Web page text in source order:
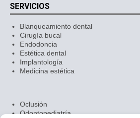
SERVICIOS
Blanqueamiento dental
Cirugía bucal
Endodoncia
Estética dental
Implantología
Medicina estética
Oclusión
Odontopediatría